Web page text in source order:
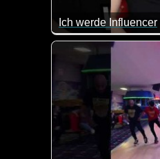
Ich werde Influencer
Da ist die Muddi